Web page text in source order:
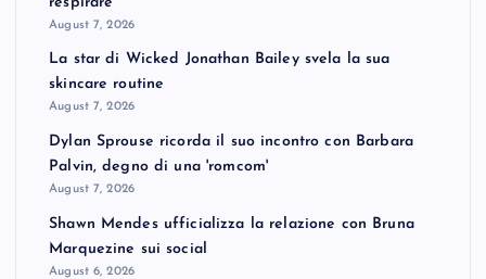
August 7, 2026
La star di Wicked Jonathan Bailey svela la sua
skincare routine
August 7, 2026
Dylan Sprouse ricorda il suo incontro con Barbara
Palvin, degno di una 'romcom'
August 7, 2026
Shawn Mendes ufficializza la relazione con Bruna
Marquezine sui social
August 6, 2026